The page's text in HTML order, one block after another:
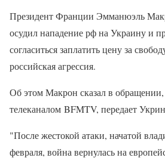
Президент Франции Эмманюэль
осудил нападение рф на Украину и
согласиться заплатить цену за
российская агрессия.
Об этом Макрон сказал в
телеканалом BFMTV, передает
"После жестокой атаки, начатой
февраля, война вернулась на